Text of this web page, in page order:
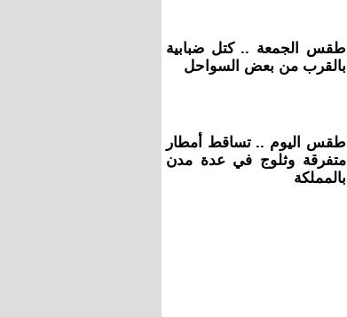
طقس الجمعة .. كتل ضبابية
بالقرب من بعض السواحل
طقس اليوم .. تساقط أمطار
متفرقة وثلوج في عدة مدن
بالمملكة